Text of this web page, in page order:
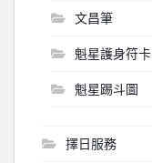
文昌筆
魁星護身符卡
魁星踢斗圖
擇日服務